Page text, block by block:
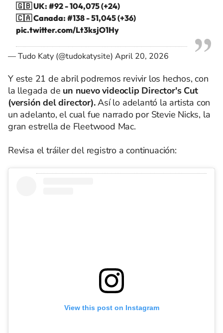
🇬🇧 UK: #92 - 104,075 (+24)
🇨🇦 Canada: #138 - 51,045 (+36)
pic.twitter.com/Lt3ksjO1Hy
— Tudo Katy (@tudokatysite) April 20, 2026
Y este 21 de abril podremos revivir los hechos, con
la llegada de un nuevo videoclip Director's Cut
(versión del director).Así lo adelantó la artista con
un adelanto, el cual fue narrado por Stevie Nicks, la
gran estrella de Fleetwood Mac.
Revisa el tráiler del registro a continuación:
View this post on Instagram